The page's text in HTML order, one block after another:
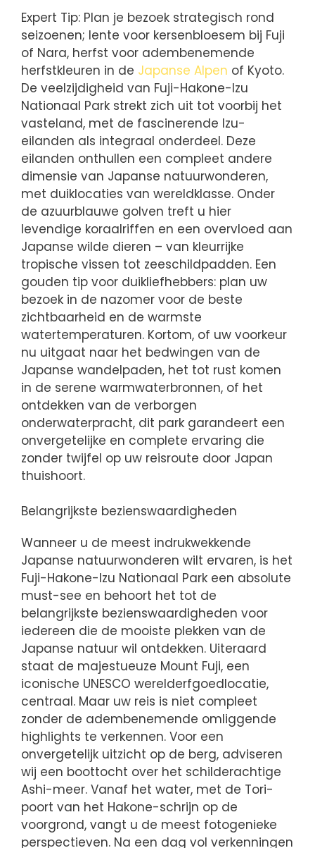
Expert Tip: Plan je bezoek strategisch rond
seizoenen; lente voor kersenbloesem bij Fuji
of Nara, herfst voor adembenemende
herfstkleuren in de Japanse Alpen of Kyoto.
De veelzijdigheid van Fuji-Hakone-Izu
Nationaal Park strekt zich uit tot voorbij het
vasteland, met de fascinerende Izu-
eilanden als integraal onderdeel. Deze
eilanden onthullen een compleet andere
dimensie van Japanse natuurwonderen,
met duiklocaties van wereldklasse. Onder
de azuurblauwe golven treft u hier
levendige koraalriffen en een overvloed aan
Japanse wilde dieren – van kleurrijke
tropische vissen tot zeeschildpadden. Een
gouden tip voor duikliefhebbers: plan uw
bezoek in de nazomer voor de beste
zichtbaarheid en de warmste
watertemperaturen. Kortom, of uw voorkeur
nu uitgaat naar het bedwingen van de
Japanse wandelpaden, het tot rust komen
in de serene warmwaterbronnen, of het
ontdekken van de verborgen
onderwaterpracht, dit park garandeert een
onvergetelijke en complete ervaring die
zonder twijfel op uw reisroute door Japan
thuishoort.
Belangrijkste bezienswaardigheden
Wanneer u de meest indrukwekkende
Japanse natuurwonderen wilt ervaren, is het
Fuji-Hakone-Izu Nationaal Park een absolute
must-see en behoort het tot de
belangrijkste bezienswaardigheden voor
iedereen die de mooiste plekken van de
Japanse natuur wil ontdekken. Uiteraard
staat de majestueuze Mount Fuji, een
iconische UNESCO werelderfgoedlocatie,
centraal. Maar uw reis is niet compleet
zonder de adembenemende omliggende
highlights te verkennen. Voor een
onvergetelijk uitzicht op de berg, adviseren
wij een boottocht over het schilderachtige
Ashi-meer. Vanaf het water, met de Tori-
poort van het Hakone-schrijn op de
voorgrond, vangt u de meest fotogenieke
perspectieven. Na een dag vol verkenningen